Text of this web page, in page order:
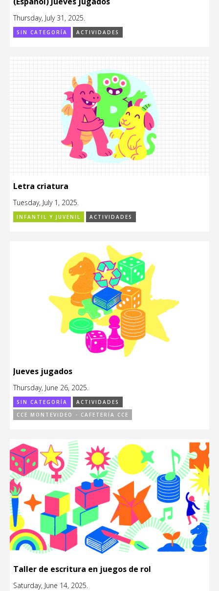
Thursday, July 31, 2025.
SIN CATEGORÍA ACTIVIDADES
Letra criatura
Tuesday, July 1, 2025.
INFANTIL Y JUVENIL ACTIVIDADES
Jueves jugados
Thursday, June 26, 2025.
SIN CATEGORÍA
ACTIVIDADES
CCE MONTEVIDEO - CAFETERÍA CCE
Taller de escritura en juegos de rol
Saturday, June 14, 2025.